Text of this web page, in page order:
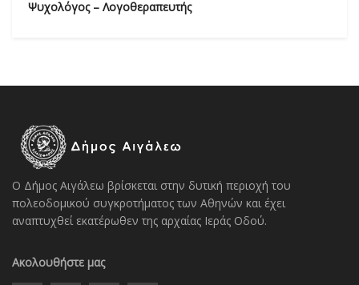
Ψυχολόγος – Λογοθεραπευτής
Ο Δήμος Αιγάλεω βρίσκεται στην δυτική περιοχή του
πολεοδομικού συγκροτήματος των Αθηνών και έχει
αναπτυχθεί εκατέρωθεν της αρχαίας Ιεράς Οδού.
Ακολουθήστε μας